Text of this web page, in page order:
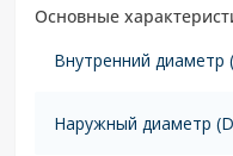
Основные
Внутренний диаметр
Наружный диаметр